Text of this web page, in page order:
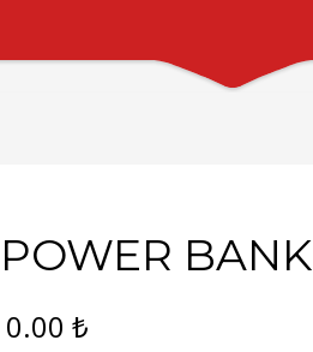
POWER BANK
0.00₺